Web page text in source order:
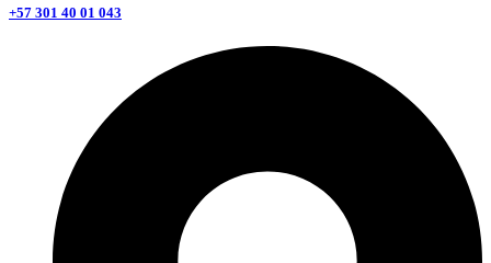
+57 301 40 01 043